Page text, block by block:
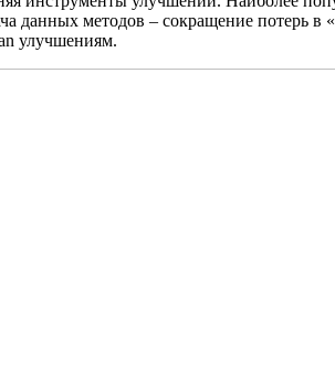
данных методов – сокращение потерь в
улучшениям.